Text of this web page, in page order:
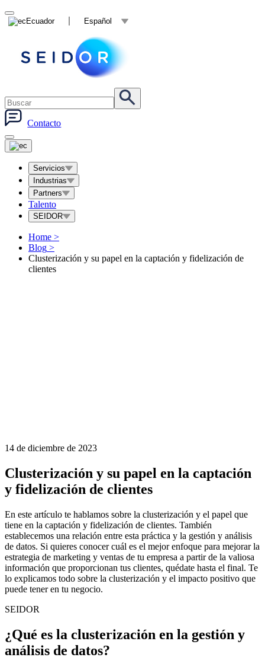
Ecuador Español
Contacto
Servicios
Industrias
Partners
Talento
SEIDOR
Home >
Blog >
Clusterización y su papel en la captación y fidelización de
clientes
14 de diciembre de 2023
Clusterización y su papel en la captación
y fidelización de clientes
En este artículo te hablamos sobre la clusterización y el papel que
tiene en la captación y fidelización de clientes. También
establecemos una relación entre esta práctica y la gestión y análisis
de datos. Si quieres conocer cuál es el mejor enfoque para mejorar la
estrategia de marketing y ventas de tu empresa a partir de la valiosa
información que proporcionan tus clientes, quédate hasta el final. Te
lo explicamos todo sobre la clusterización y el impacto positivo que
puede tener en tu negocio.
SEIDOR
¿Qué es la clusterización en la gestión y
análisis de datos?